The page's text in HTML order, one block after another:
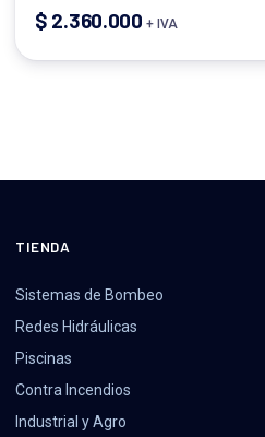
$ 2.360.000 + IVA
TIENDA
Sistemas de Bombeo
Redes Hidráulicas
Piscinas
Contra Incendios
Industrial y Agro